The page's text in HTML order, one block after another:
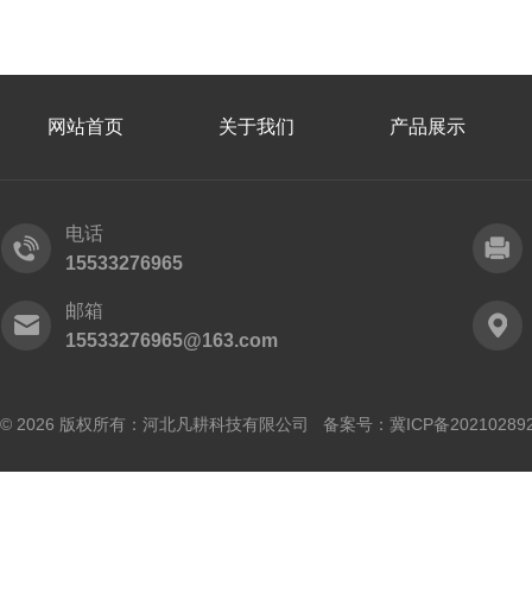
网站首页 关于我们 产品展示
电话
15533276965
邮箱
15533276965@163.com
© 2026 版权所有：河北凡耕科技有限公司 备案号： 冀ICP备